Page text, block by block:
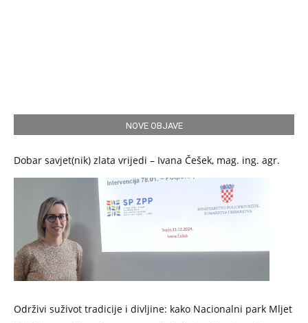
NOVE OBJAVE
Dobar savjet(nik) zlata vrijedi – Ivana Češek, mag. ing. agr.
Održivi suživot tradicije i divljine: kako Nacionalni park Mljet